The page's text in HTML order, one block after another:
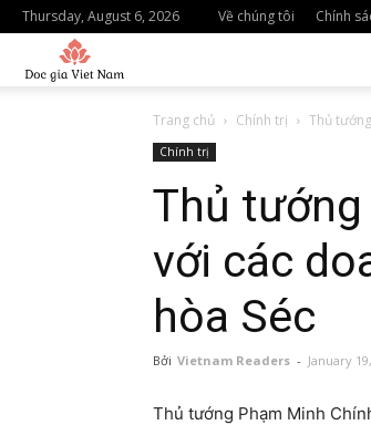
Thursday, August 6, 2026 Về chúng tôi Chính
Trang chủ Chính trị Thủ
Chính trị
Thủ
với các
hòa Séc
Bởi Vietnam Readers - January
Thủ tướng Phạm Minh